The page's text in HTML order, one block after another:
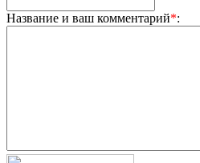
Название и ваш комментарий*: